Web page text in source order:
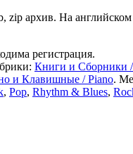
zip архив. На английском
регистрация.
Книги и Сборники /
и Клавишные / Piano.
, Pop, Rhythm & Blues,